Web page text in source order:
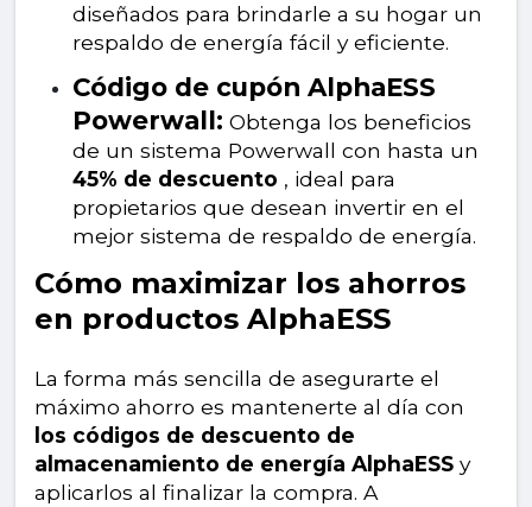
diseñados para brindarle a su hogar un
respaldo de energía fácil y eficiente.
Código de cupón AlphaESS
Powerwall: Obtenga los beneficios
de un sistema Powerwall con hasta un
45% de descuento , ideal para
propietarios que desean invertir en el
mejor sistema de respaldo de energía.
Cómo maximizar los ahorros
en productos AlphaESS
La forma más sencilla de asegurarte el
máximo ahorro es mantenerte al día con
los códigos de descuento de
almacenamiento de energía AlphaESS y
aplicarlos al finalizar la compra. A